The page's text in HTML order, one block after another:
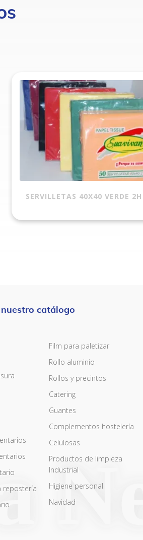
SERVILLETAS 40X40 VERDE
catálogo
repostería
Film para paletizar
Rollo aluminio
Rollos y precintos
Catering
Guantes
Complementos hostelería
Celulosas
Productos de limpieza
Industrial
Higiene personal
Navidad